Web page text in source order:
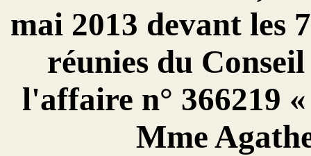
mai 2013 devant les
réunies du
l'affaire n° 366219
Mme